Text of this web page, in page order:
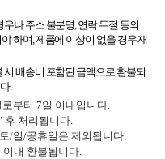
나 주소 불분명, 연락 두절 등의
하며, 제품에 이상이 없을 경우 재
배송비 포함된 금액으로 환불되
.
부터 7일 이내입니다.
후 처리됩니다.
/일/공휴일은 제외됩니다.
이내 환불됩니다.